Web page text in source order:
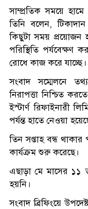
সাম্প্রতিক সময়ে
তিনি বলেন,
কিছুটা সময় প্রয়োজন
পরিস্থিতি
রোধে কাজ করে যাচ্ছে।
সংবাদ সম্মেলনে
নিরাপত্তা নিশ্চিত
ইস্টার্ণ রিফাইনারী
পর্যন্ত হাতে নেওয়া
তিন সপ্তাহ বন্ধ
কার্যক্রম শুরু করেছে।
এছাড়া মে মাসের ১১
হয়নি।
সংবাদ ব্রিফিংয়ে